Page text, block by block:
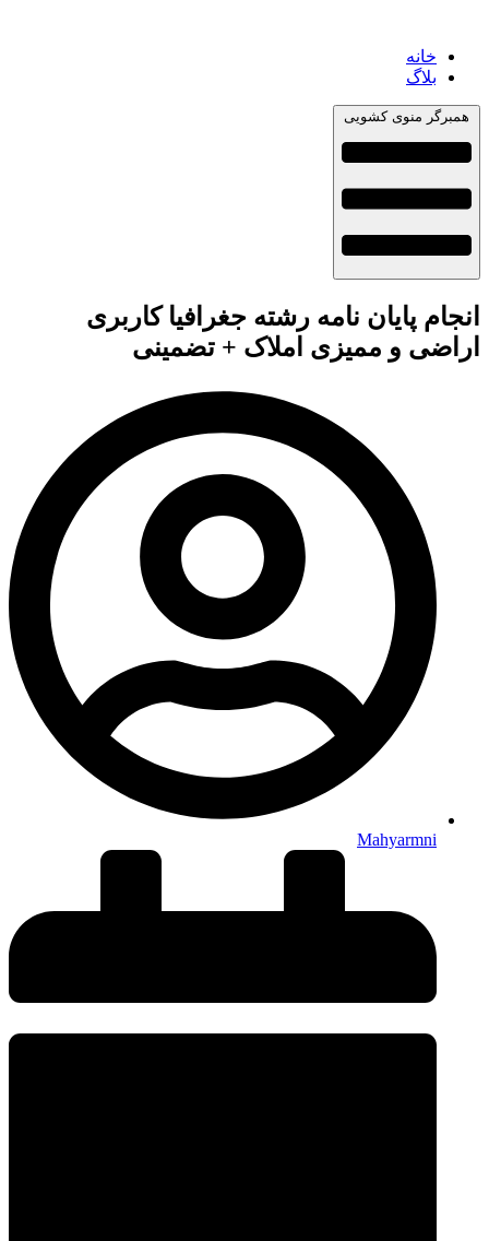
خانه
بلاگ
همبرگر منوی کشویی
انجام پایان نامه رشته جغرافیا کاربری
اراضی و ممیزی املاک + تضمینی
Mahyarmni